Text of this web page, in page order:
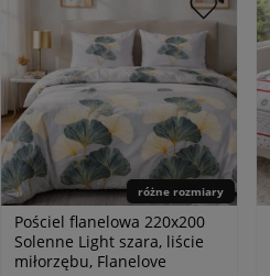
różne rozmiary
Pościel flanelowa 220x200
Solenne Light szara, liście
miłorzębu, Flanelove